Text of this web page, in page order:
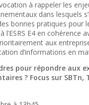
à rappeler les
dans lesquels
bonnes pratiques pour
l’ESRS E4 en cohérence
aux
d’informations en
pour répondre aux
? Focus sur SBTn,